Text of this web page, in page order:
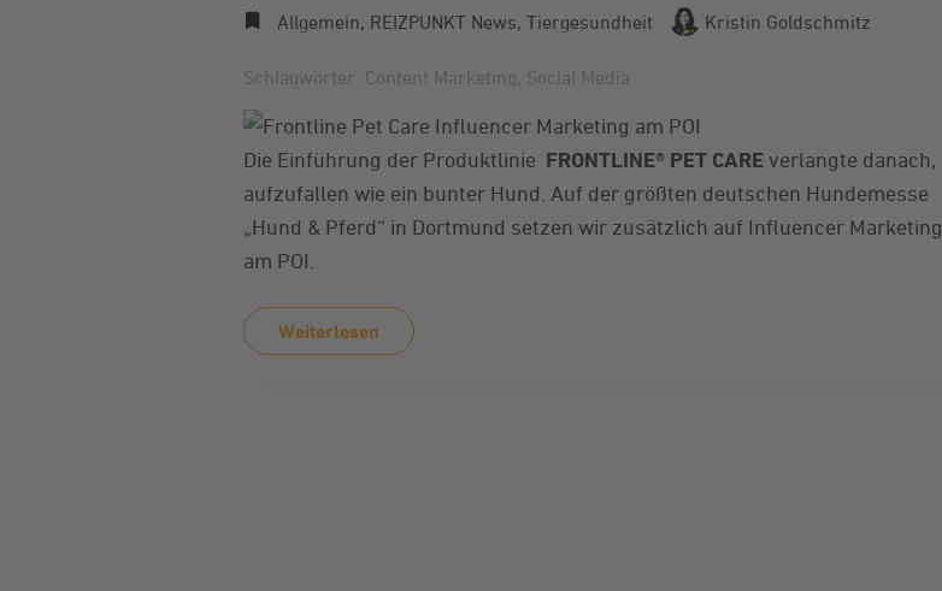
Allgemein, REIZPUNKT News, Tiergesundheit Kristin Goldschmitz
Schlagwörter: Content Marketing Social Media
Die Einführung der Produktlinie FRONTLINE® PET CAREverlangte danach,
aufzufallen wie ein bunter Hund. Auf der größten deutschen Hundemesse
„Hund & Pferd“ in Dortmund setzen wir zusätzlich auf Influencer Marketing
am POI.
Weiterlesen